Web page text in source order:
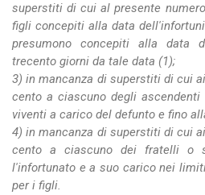
superstiti di cui al presente
figli concepiti alla data
presumono concepiti alla data
trecento giorni da tale data (1);
3) in mancanza di superstiti di cui
cento a ciascuno degli
viventi a carico del defunto e fino
4) in mancanza di superstiti di cui
cento a ciascuno dei fratelli o
l'infortunato e a suo carico nei
per i figli.